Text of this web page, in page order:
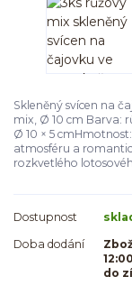
Skleněný svícen na
mix, Ø 10 cm Barva:
Ø 10 × 5
atmosféru a
rozkvetlého
Dostupnost
Doba dodání
do